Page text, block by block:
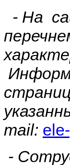
- На
И
mail:
-